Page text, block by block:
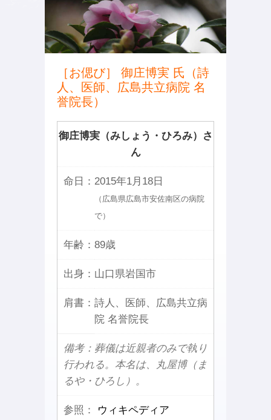
［お偲び］ 御庄博実 氏（詩
人、医師、広島共立病院 名
誉院長）
御庄博実（みしょう・ひろみ）さ
ん
命日： 2015年1月18日
（広島県広島市安佐南区の病院
で）
年齢： 89歳
出身： 山口県岩国市
肩書： 詩人、医師、広島共立病
院 名誉院長
備考：葬儀は近親者のみで執り
行われる。本名は、丸屋博（ま
るや・ひろし）。
参照：
ウィキペディア